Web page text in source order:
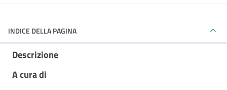
INDICE DELLA PAGINA
Descrizione
A cura di